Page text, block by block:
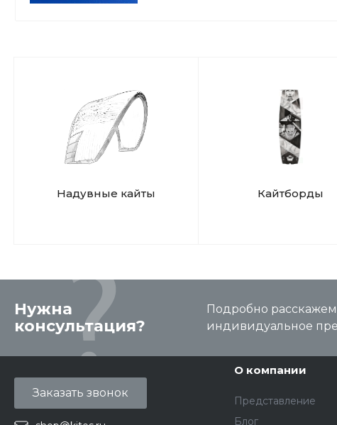
Надувные кайты Кайтборды
Нужна
консультация?
Подробно расскажем
индивидуальное
Заказать звонок
О компании
Представление
Блог